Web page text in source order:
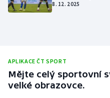
Atletika
DALŠÍ SPORTY
Americký fotbal
NEPŘEHLÉDNĚTE
8. 12. 2025
APLIKACE ČT SPORT
Mějte celý sportovní
velké obrazovce.